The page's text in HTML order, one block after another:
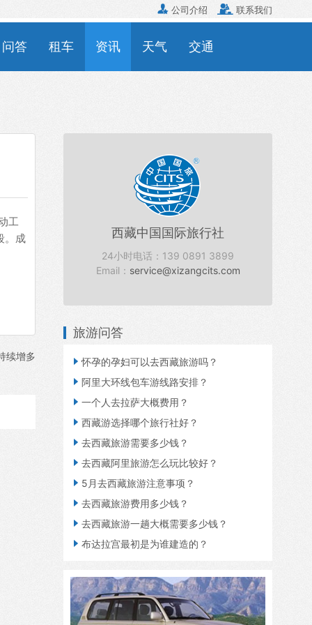
 公司介绍  联系我们
问答 租车 资讯 天气 交通
工
。成
续增多
西藏中国国际旅行社
24小时电话：139 0891 3899
Email： service@xizangcits.com
旅游问答
怀孕的孕妇可以去西藏旅游吗？
 阿里大环线包车游线路安排？
 一个人去拉萨大概费用？
 西藏游选择哪个旅行社好？
 去西藏旅游需要多少钱？
 去西藏阿里旅游怎么玩比较好？
 5月去西藏旅游注意事项？
 去西藏旅游费用多少钱？
 去西藏旅游一趟大概需要多少钱？
 布达拉宫最初是为谁建造的？